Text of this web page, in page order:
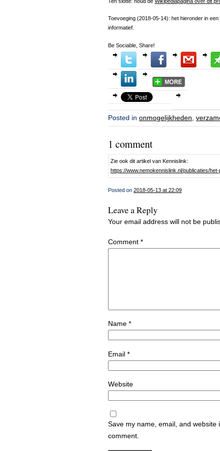
Toevoeging (2018-05-14): het hieronder in
informatief.
Be Sociable, Share!
Posted in onmogelijkheden
1 comment
Zie ook dit artikel van Kennislink:
https://www.nemokennislink.nl/publicaties/
Posted on 2018-05-13 at 22:09
Leave a Reply
Your email address will not be
Comment *
Name *
Email *
Website
Save my name, email, and
comment.